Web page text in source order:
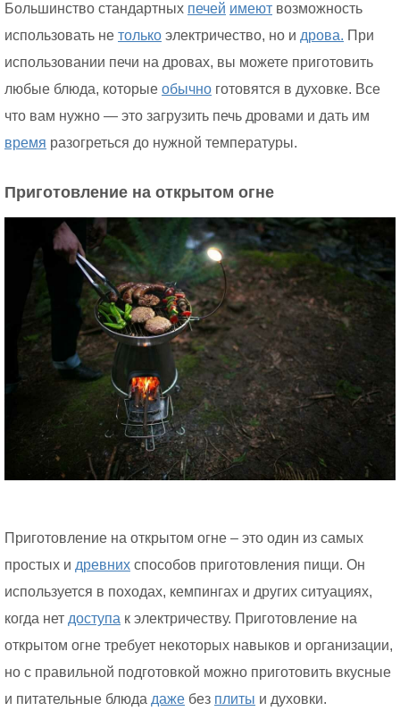
Большинство стандартных печей имеют возможность
использовать не только электричество, но и дрова. При
использовании печи на дровах, вы можете приготовить
любые блюда, которые обычно готовятся в духовке. Все
что вам нужно — это загрузить печь дровами и дать им
время разогреться до нужной температуры.
Приготовление на открытом огне
Приготовление на открытом огне – это один из самых
простых и древних способов приготовления пищи. Он
используется в походах, кемпингах и других ситуациях,
когда нет доступа к электричеству. Приготовление на
открытом огне требует некоторых навыков и организации,
но с правильной подготовкой можно приготовить вкусные
и питательные блюда даже без плиты и духовки.